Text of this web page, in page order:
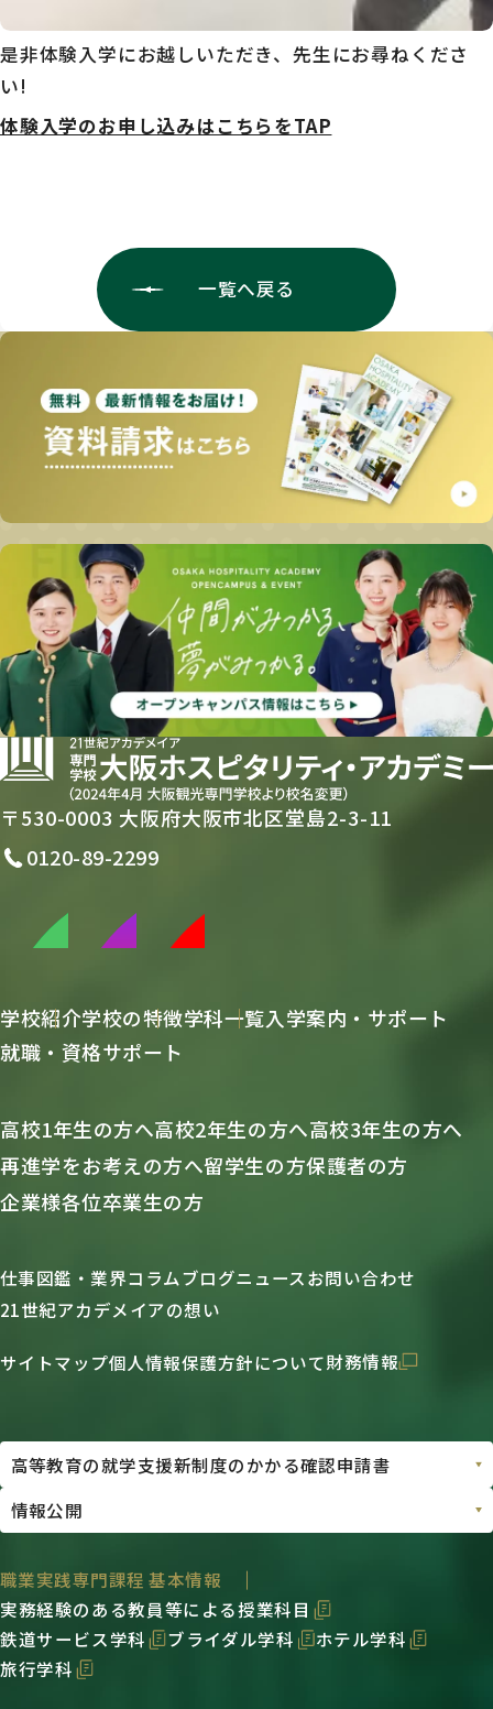
是非体験入学にお越しいただき、先生にお尋ねくださ
い!
体験入学のお申し込みはこちらをTAP
一覧へ戻る
〒530-0003 大阪府大阪市北区堂島2-3-11
0120-89-2299
学校紹介学校の特徴学科一覧入学案内・サポート
就職・資格サポート
高校1年生の方へ高校2年生の方へ高校3年生の方へ
再進学をお考えの方へ留学生の方保護者の方
企業様各位卒業生の方
仕事図鑑・業界コラムブログニュースお問い合わせ
21世紀アカデメイアの想い
サイトマップ個人情報保護方針について財務情報
職業実践専門課程 基本情報
実務経験のある教員等による授業科目
鉄道サービス学科
ブライダル学科
ホテル学科
旅行学科